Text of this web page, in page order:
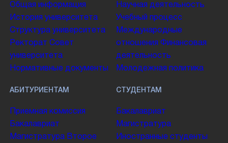
Общая информация
История университета
Структура университета
Ректорат Совет
университета
Нормативные документы
Научная деятельность
Учебный процесс
Международные
отношения Финансовая
деятельность
Молодежная политика
АБИТУРИЕНТАМ
Приемная комиссия
Бакалавриат
Магистратура Второе
СТУДЕНТАМ
Бакалавриат
Магистратура
Иностранные студенты